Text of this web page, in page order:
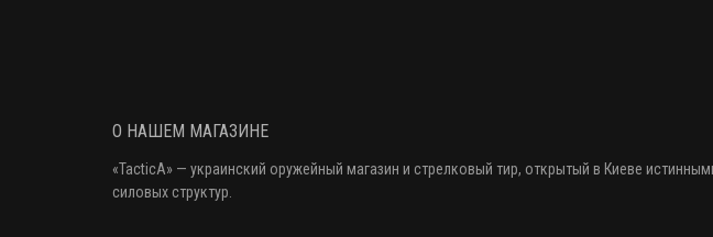
О НАШЕМ МАГАЗИНЕ
«TacticA» — украинский оружейный магазин и стрелковый тир, открытый в Киеве
силовых структур.